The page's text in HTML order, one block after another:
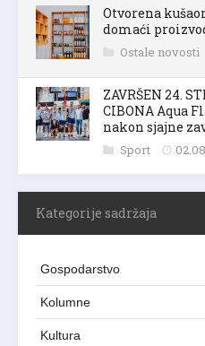
Otvorena
domaći
Ostale novosti
ZAVRŠEN 24.
CIBONA Aqua
nakon sjajne
Sport
Kategorije sadržaja
Gospodarstvo
Kolumne
Kultura